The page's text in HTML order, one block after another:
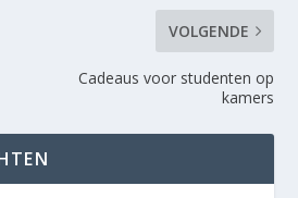
VOLGENDE
Cadeaus voor studenten op
kamers